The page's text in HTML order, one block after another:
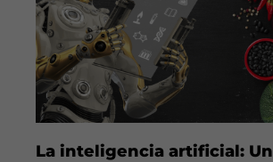
La inteligencia artificial: Un